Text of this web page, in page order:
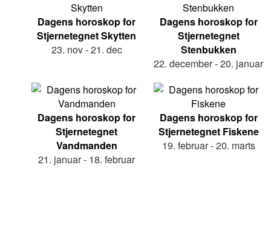
Dagens horoskop for
Stjernetegnet Skytten
23. nov - 21. dec
Dagens horoskop for
Stjernetegnet
Stenbukken
22. december - 20. januar
Dagens horoskop for
Stjernetegnet
Vandmanden
21. januar - 18. februar
Dagens horoskop for
Stjernetegnet Fiskene
19. februar - 20. marts